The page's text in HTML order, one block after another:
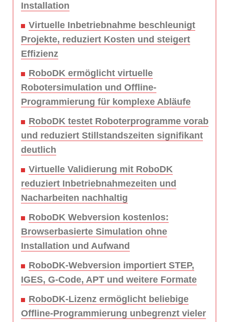
Installation
Virtuelle Inbetriebnahme beschleunigt
Projekte, reduziert Kosten und steigert
Effizienz
RoboDK ermöglicht virtuelle
Robotersimulation und Offline-
Programmierung für komplexe Abläufe
RoboDK testet Roboterprogramme vorab
und reduziert Stillstandszeiten signifikant
deutlich
Virtuelle Validierung mit RoboDK
reduziert Inbetriebnahmezeiten und
Nacharbeiten nachhaltig
RoboDK Webversion kostenlos:
Browserbasierte Simulation ohne
Installation und Aufwand
RoboDK-Webversion importiert STEP,
IGES, G-Code, APT und weitere Formate
RoboDK-Lizenz ermöglicht beliebige
Offline-Programmierung unbegrenzt vieler